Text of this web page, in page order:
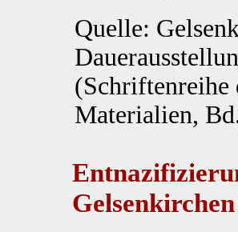
Quelle:
(Schriftenreihe
Materialien,